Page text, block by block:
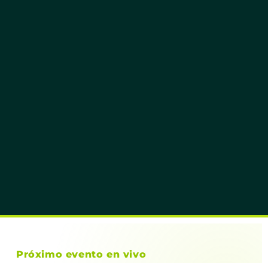
Próximo evento en vivo